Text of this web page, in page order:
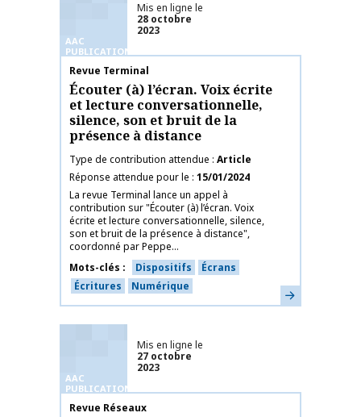
AAC
PUBLICATIONS
Mis en ligne le
28 octobre
2023
Nom de la publication
Revue Terminal
Écouter (à) l’écran. Voix écrite
et lecture conversationnelle,
silence, son et bruit de la
présence à distance
Type de contribution attendue Article
Réponse attendue pour le 15/01/2024
La revue Terminal lance un appel à
contribution sur "Écouter (à) l’écran. Voix
écrite et lecture conversationnelle, silence,
son et bruit de la présence à distance",
coordonné par Peppe...
Mots-clés
Dispositifs
Écrans
Écritures
Numérique En savoir plus
AAC
PUBLICATIONS
Mis en ligne le
27 octobre
2023
Nom de la publication
Revue Réseaux